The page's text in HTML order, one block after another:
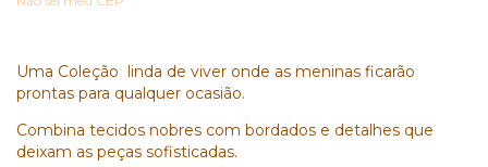
Uma Coleção linda de viver onde as meninas ficarão
prontas para qualquer ocasião.
Combina tecidos nobres com bordados e detalhes que
deixam as peças sofisticadas.